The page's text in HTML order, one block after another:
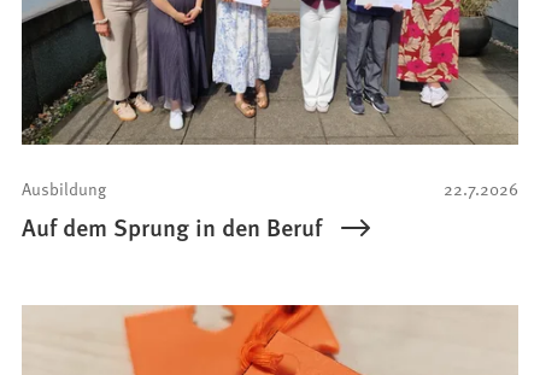
22.7.2026
Ausbildung
Auf dem Sprung in den Beruf